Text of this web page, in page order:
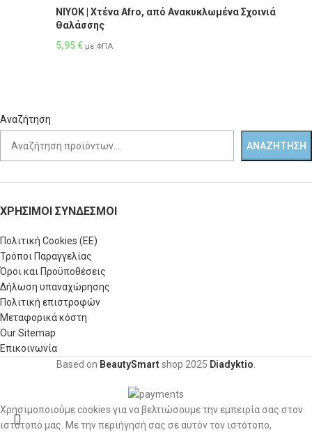
NIYOK | Χτένα Afro, από Ανακυκλωμένα Σχοινιά
Θαλάσσης
5,95€ με ΦΠΑ
Αναζήτηση
ΑΝΑΖΉΤΗΣΗ
ΧΡΗΣΙΜΟΙ ΣΥΝΔΕΣΜΟΙ
Πολιτική Cookies (ΕΕ)
Τρόποι Παραγγελίας
Όροι και Προϋποθέσεις
Δήλωση υπαναχώρησης
Πολιτική επιστροφών
Μεταφορικά κόστη
Our Sitemap
Επικοινωνία
Based on BeautySmart shop 2025 Diadyktio
Χρησιμοποιούμε cookies για να βελτιώσουμε την εμπειρία σας στον
ιστότοπό μας. Με την περιήγησή σας σε αυτόν τον ιστότοπο,